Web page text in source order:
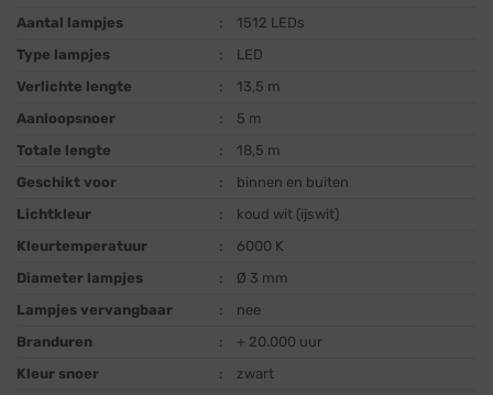
Aantal lampjes
:
1512 LEDs
Type lampjes
:
LED
Verlichte lengte
:
13,5 m
Aanloopsnoer
:
5 m
Totale lengte
:
18,5 m
Geschikt voor
:
binnen en buiten
Lichtkleur
:
koud wit (ijswit)
Kleurtemperatuur
:
6000 K
Diameter lampjes
:
Ø 3 mm
Lampjes vervangbaar
:
nee
Branduren
:
+ 20.000 uur
Kleur snoer
:
zwart